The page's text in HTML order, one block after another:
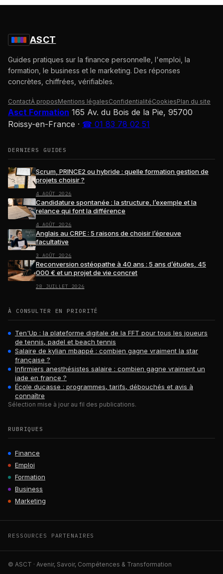
ASCT
Guides pratiques sur la finance personnelle, l'emploi, la
formation, le business et le marketing. Des réponses
concrètes, chiffrées, vérifiables.
ContactÀ proposMentions légalesConfidentialitéCookiesPlan du site
Asct Formation 165 Av. du Bois de la Pie, 95700
Roissy-en-France · ☎ 01 83 78 02 51
DERNIERS GUIDES
Scrum, PRINCE2 ou hybride : quelle formation gestion de
projets choisir ?
4 AOÛT 2026
Candidature spontanée : la structure, l’exemple et la
relance qui font la différence
4 AOÛT 2026
Anglais au CRPE : 5 raisons de choisir l’épreuve
facultative
3 AOÛT 2026
Reconversion ostéopathe à 40 ans : 5 ans d’études, 45
000 € et un projet de vie concret
28 JUILLET 2026
À CONSULTER EN PRIORITÉ
Ten'Up : la plateforme digitale de la FFT pour tous les joueurs
de tennis, padel et beach tennis
Salaire de kylian mbappé : combien gagne vraiment la star
française ?
Infirmiers anesthésistes salaire : combien gagne vraiment un
iade en france ?
École ducasse : programmes, tarifs, débouchés et avis à
connaître
Sélection mise à jour au fil des publications.
RUBRIQUES
Finance
Emploi
Formation
Business
Marketing
RESSOURCES PARTENAIRES
© ASCT · Avenir, Savoir, Compétences & Transformation